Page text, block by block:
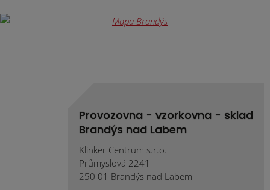
Provozovna - vzorkovna - sklad
Brandýs nad Labem
Klinker Centrum s.r.o.
Průmyslová 2241
250 01 Brandýs nad Labem